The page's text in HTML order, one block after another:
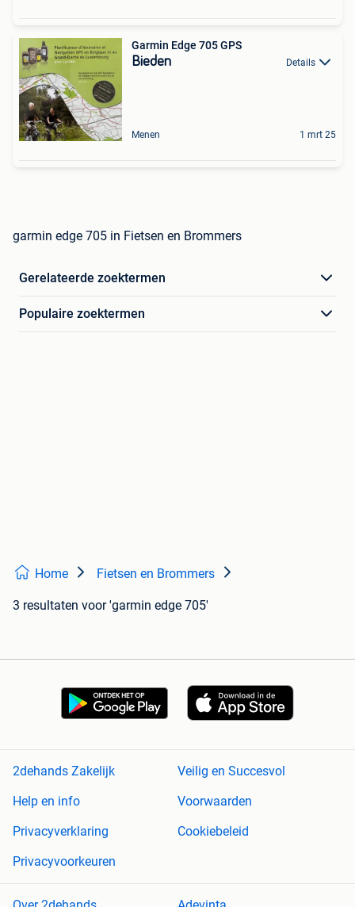
Garmin Edge 705 GPS
Bieden Details
Menen 1 mrt 25
garmin edge 705 in Fietsen en Brommers
Gerelateerde zoektermen
Populaire zoektermen
Home Fietsen en Brommers
3 resultaten voor 'garmin edge 705'
2dehands Zakelijk
Veilig en Succesvol
Help en info
Voorwaarden
Privacyverklaring
Cookiebeleid
Privacyvoorkeuren